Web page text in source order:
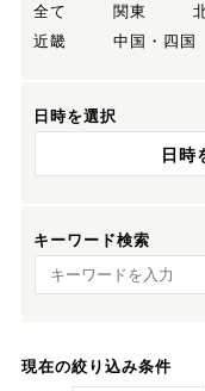
全て
関東
近畿
中国・四国
日時を選択
日時
キーワード検索
キーワード検索
現在の絞り込み条件